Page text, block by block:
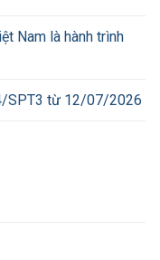
Nam là hành trình
SPT3 từ 12/07/2026